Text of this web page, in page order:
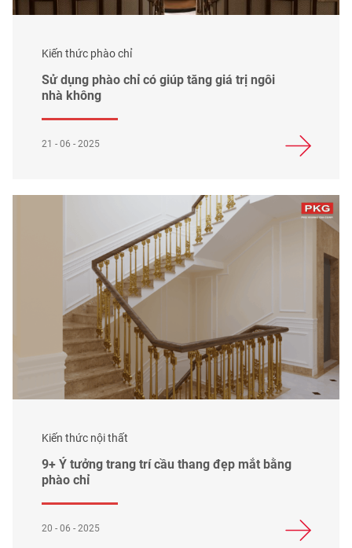
Kiến thức phào chỉ
Sử dụng phào chỉ có giúp tăng giá trị ngôi
nhà không
21 - 06 - 2025
Kiến thức nội thất
9+ Ý tưởng trang trí cầu thang đẹp mắt bằng
phào chỉ
20 - 06 - 2025